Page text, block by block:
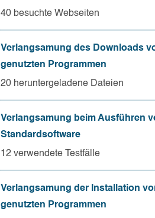
40 besuchte Webseiten
Verlangsamung des Downloads
genutzten Programmen
20 heruntergeladene Dateien
Verlangsamung beim Ausführen
Standardsoftware
12 verwendete Testfälle
Verlangsamung der Installation
genutzten Programmen